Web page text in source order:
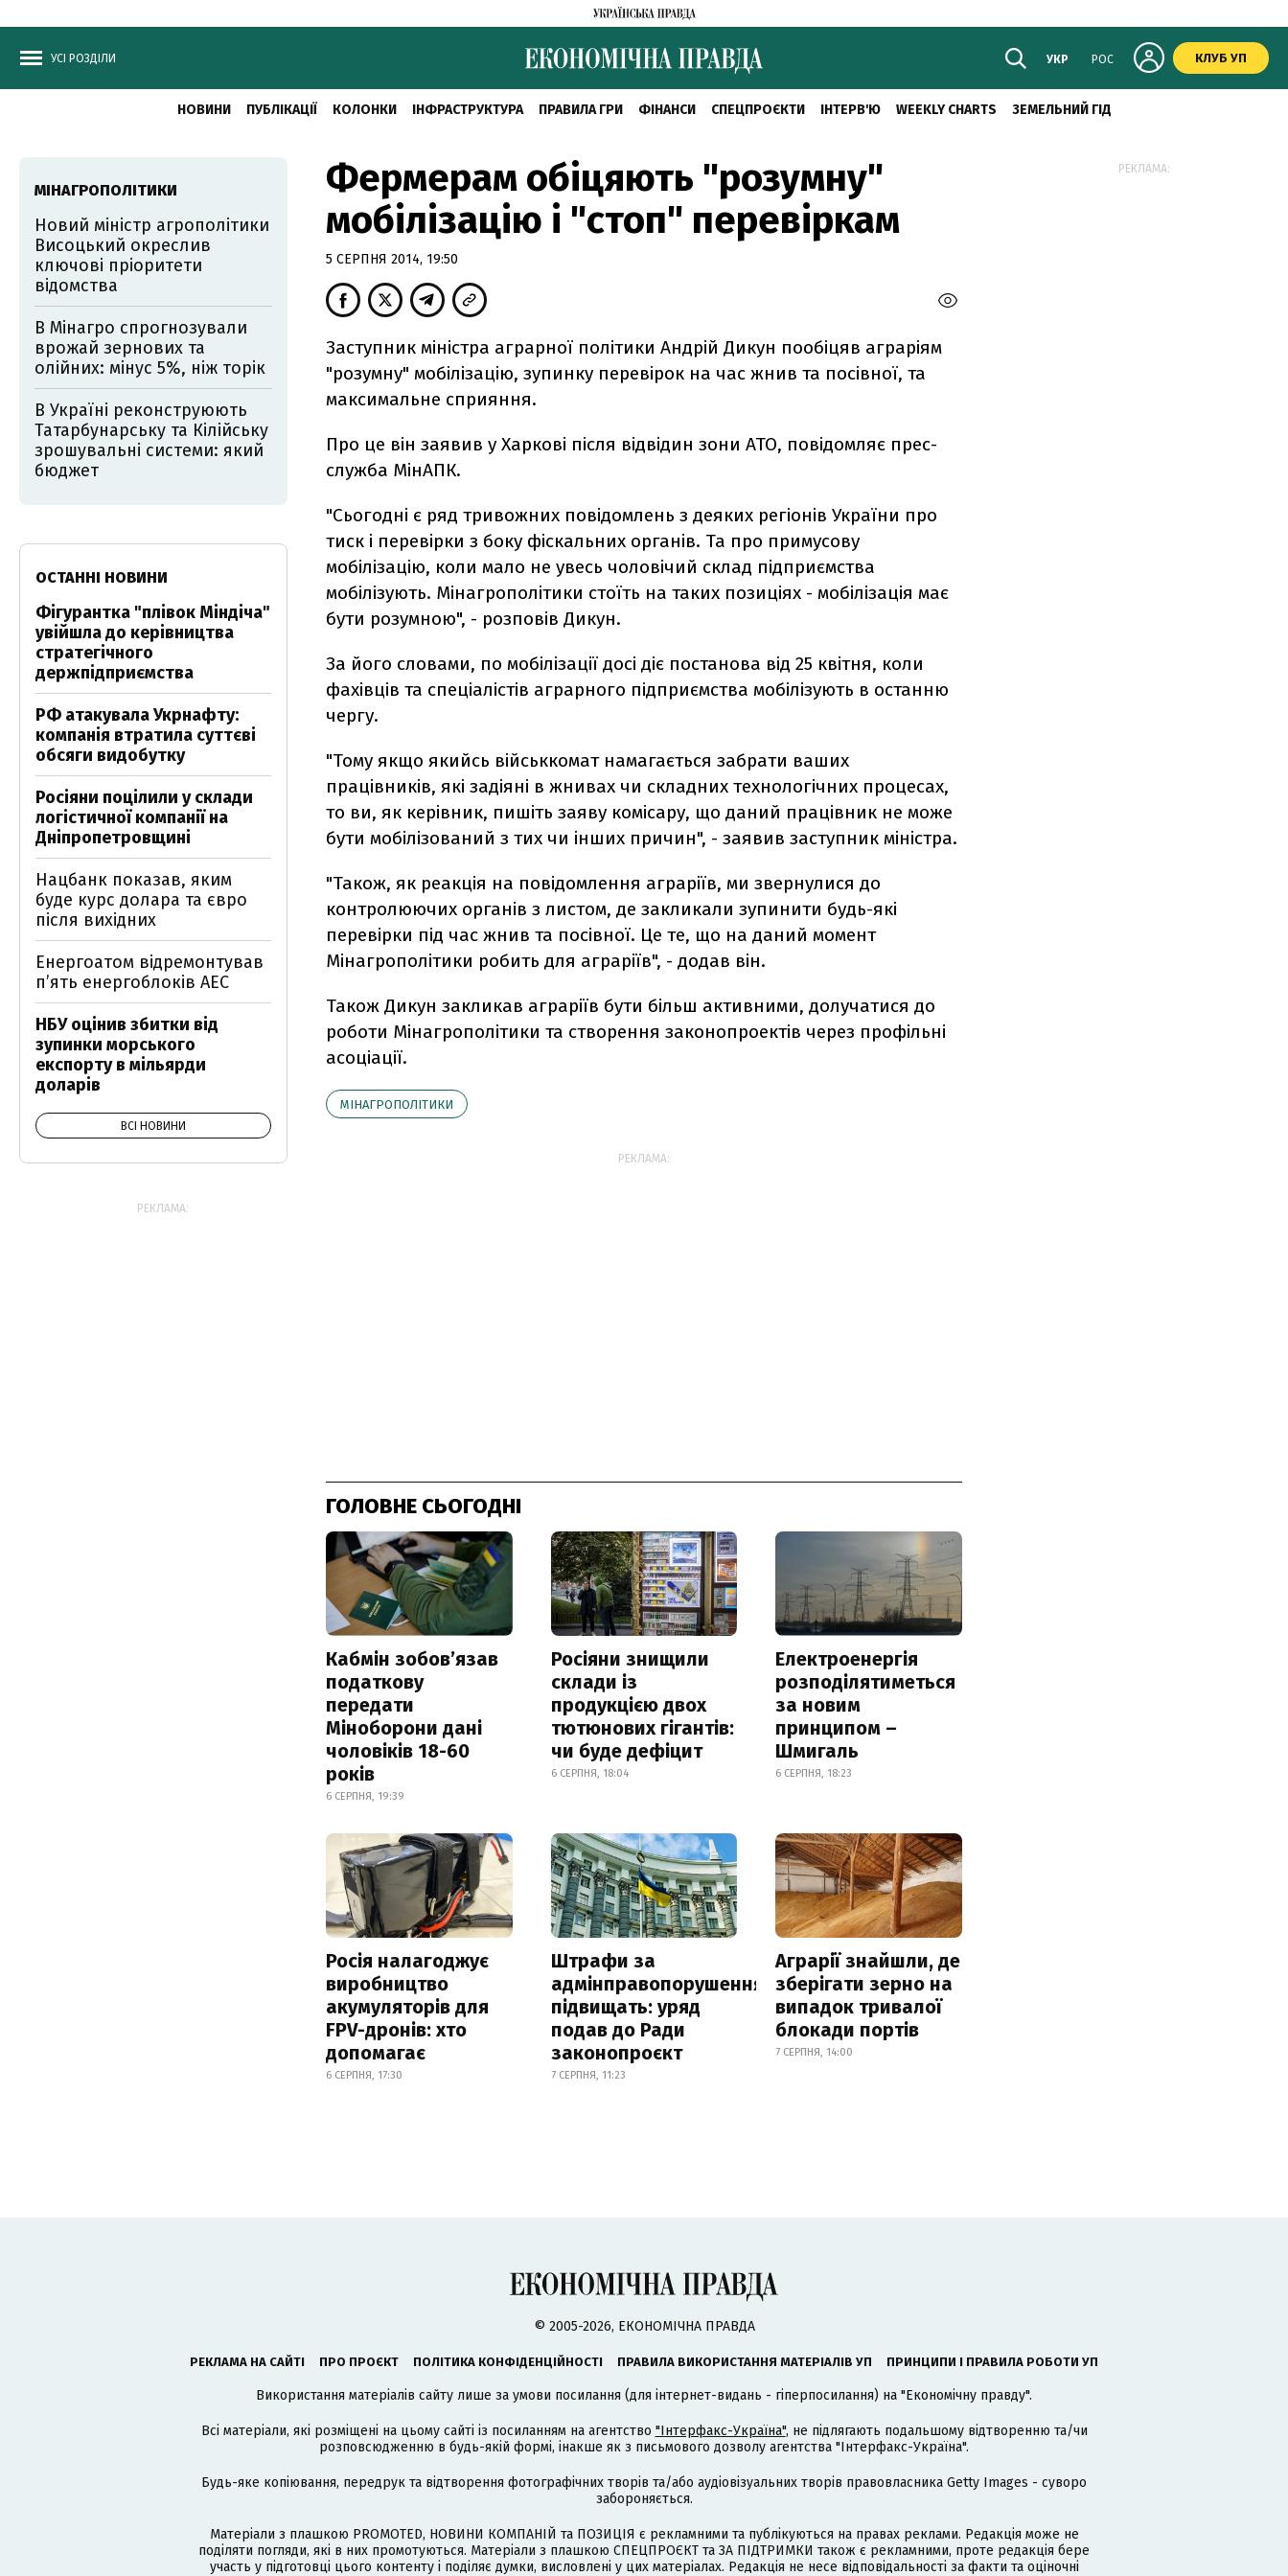
УСІ РОЗДІЛИ УКР РОС КЛУБ УП
НОВИНИ ПУБЛІКАЦІЇ КОЛОНКИ ІНФРАСТРУКТУРА ПРАВИЛА ГРИ ФІНАНСИ СПЕЦПРОЄКТИ ІНТЕРВ'Ю WEEKLY CHARTS ЗЕМЕЛЬНИЙ ГІД
Фермерам обіцяють "розумну"
мобілізацію і "стоп" перевіркам
5 СЕРПНЯ 2014, 19:50
Заступник міністра аграрної політики Андрій Дикун пообіцяв аграріям
"розумну" мобілізацію, зупинку перевірок на час жнив та посівної, та
максимальне сприяння.
Про це він заявив у Харкові після відвідин зони АТО, повідомляє прес-
служба МінАПК.
"Сьогодні є ряд тривожних повідомлень з деяких регіонів України про
тиск і перевірки з боку фіскальних органів. Та про примусову
мобілізацію, коли мало не увесь чоловічий склад підприємства
мобілізують. Мінагрополітики стоїть на таких позиціях - мобілізація має
бути розумною", - розповів Дикун.
За його словами, по мобілізації досі діє постанова від 25 квітня, коли
фахівців та спеціалістів аграрного підприємства мобілізують в останню
чергу.
"Тому якщо якийсь військкомат намагається забрати ваших
працівників, які задіяні в жнивах чи складних технологічних процесах,
то ви, як керівник, пишіть заяву комісару, що даний працівник не може
бути мобілізований з тих чи інших причин", - заявив заступник міністра.
"Також, як реакція на повідомлення аграріїв, ми звернулися до
контролюючих органів з листом, де закликали зупинити будь-які
перевірки під час жнив та посівної. Це те, що на даний момент
Мінагрополітики робить для аграріїв", - додав він.
Також Дикун закликав аграріїв бути більш активними, долучатися до
роботи Мінагрополітики та створення законопроектів через профільні
асоціації.
МІНАГРОПОЛІТИКИ
РЕКЛАМА:
ГОЛОВНЕ СЬОГОДНІ
Кабмін зобовʼязав
податкову
передати
Міноборони дані
чоловіків 18-60
років
6 СЕРПНЯ, 19:39
Росіяни знищили
склади із
продукцією двох
тютюнових гігантів:
чи буде дефіцит
6 СЕРПНЯ, 18:04
Електроенергія
розподілятиметься
за новим
принципом –
Шмигаль
6 СЕРПНЯ, 18:23
Росія налагоджує
виробництво
акумуляторів для
FPV-дронів: хто
допомагає
6 СЕРПНЯ, 17:30
Штрафи за
адмінправопорушення
підвищать: уряд
подав до Ради
законопроєкт
7 СЕРПНЯ, 11:23
Аграрії знайшли, де
зберігати зерно на
випадок тривалої
блокади портів
7 СЕРПНЯ, 14:00
МІНАГРОПОЛІТИКИ
Новий міністр агрополітики
Висоцький окреслив
ключові пріоритети
відомства
В Мінагро спрогнозували
врожай зернових та
олійних: мінус 5%, ніж торік
В Україні реконструюють
Татарбунарську та Кілійську
зрошувальні системи: який
бюджет
ОСТАННІ НОВИНИ
Фігурантка "плівок Міндіча"
увійшла до керівництва
стратегічного
держпідприємства
РФ атакувала Укрнафту:
компанія втратила суттєві
обсяги видобутку
Росіяни поцілили у склади
логістичної компанії на
Дніпропетровщині
Нацбанк показав, яким
буде курс долара та євро
після вихідних
Енергоатом відремонтував
п’ять енергоблоків АЕС
НБУ оцінив збитки від
зупинки морського
експорту в мільярди
доларів
ВСІ НОВИНИ
РЕКЛАМА:
РЕКЛАМА:
© 2005-2026, ЕКОНОМІЧНА ПРАВДА
РЕКЛАМА НА САЙТІ ПРО ПРОЄКТ ПОЛІТИКА КОНФІДЕНЦІЙНОСТІ ПРАВИЛА ВИКОРИСТАННЯ МАТЕРІАЛІВ УП ПРИНЦИПИ І ПРАВИЛА РОБОТИ УП
Використання матеріалів сайту лише за умови посилання (для інтернет-видань - гіперпосилання) на "Економічну правду".
Всі матеріали, які розміщені на цьому сайті із посиланням на агентство "Інтерфакс-Україна", не підлягають подальшому відтворенню та/чи
розповсюдженню в будь-якій формі, інакше як з письмового дозволу агентства "Інтерфакс-Україна".
Будь-яке копіювання, передрук та відтворення фотографічних творів та/або аудіовізуальних творів правовласника Getty Images - суворо
забороняється.
Матеріали з плашкою PROMOTED, НОВИНИ КОМПАНІЙ та ПОЗИЦІЯ є рекламними та публікуються на правах реклами. Редакція може не
поділяти погляди, які в них промотуються. Матеріали з плашкою СПЕЦПРОЄКТ та ЗА ПІДТРИМКИ також є рекламними, проте редакція бере
участь у підготовці цього контенту і поділяє думки, висловлені у цих матеріалах. Редакція не несе відповідальності за факти та оціночні